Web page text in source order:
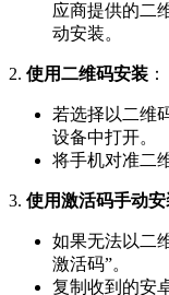
应商提供的二
动安装。
2. 使用二维码安装 ：
若选择以二维
设备中打开。
将手机对准二
3. 使用激活码手动安
如果无法以二
激活码”。
复制收到的安